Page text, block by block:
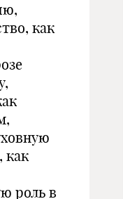
как
как
роль в